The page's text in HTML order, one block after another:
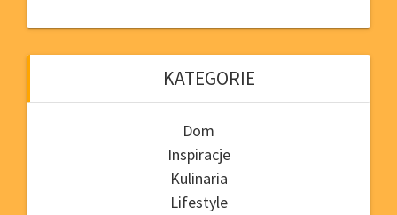
KATEGORIE
Dom
Inspiracje
Kulinaria
Lifestyle